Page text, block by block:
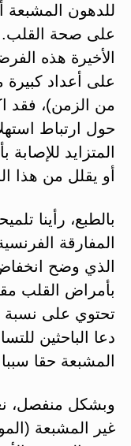
للدهون المشبعة
على صحة القلب.
الأخيرة هذه
على أعداد
من الزمن)، فقد
حول ارتباط
المتزايد
أو يقلل من هذا
بالطبع، رأينا
المفارقة
الذي وضح
بأمراض القلب
تحتوي على نسبة
دعا الباحثين
المشبعة حقا
وبشكل منفصل،
غير المشبعة